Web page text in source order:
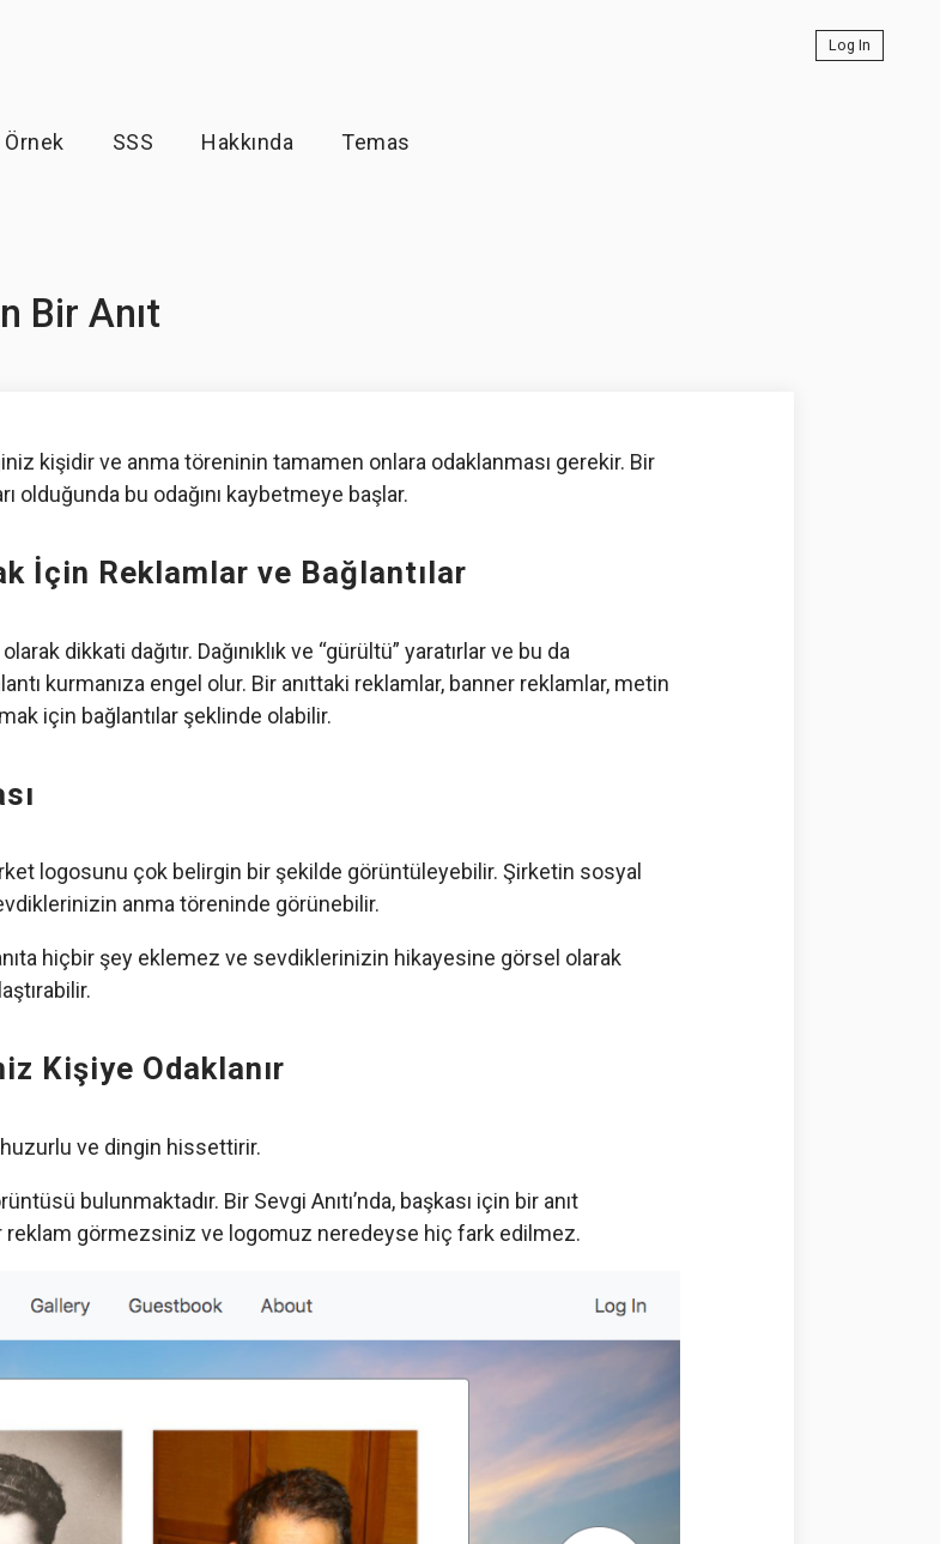
Log In
Örnek SSS Hakkında Temas
Bir Anıt
kişidir ve anma töreninin tamamen onlara odaklanması gerekir. Bir
olduğunda bu odağını kaybetmeye başlar.
İçin Reklamlar ve Bağlantılar
dikkati dağıtır. Dağınıklık ve “gürültü” yaratırlar ve bu da
kurmanıza engel olur. Bir anıttaki reklamlar, banner reklamlar, metin
için bağlantılar şeklinde olabilir.
logosunu çok belirgin bir şekilde görüntüleyebilir. Şirketin sosyal
anma töreninde görünebilir.
hiçbir şey eklemez ve sevdiklerinizin hikayesine görsel olarak
Kişiye Odaklanır
ve dingin hissettirir.
bulunmaktadır. Bir Sevgi Anıtı’nda, başkası için bir anıt
reklam görmezsiniz ve logomuz neredeyse hiç fark edilmez.